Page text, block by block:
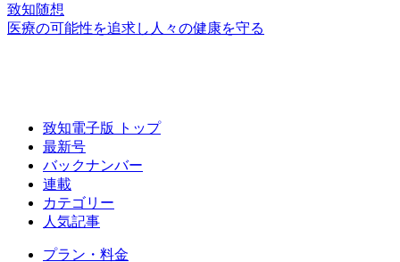
致知随想
医療の可能性を追求し 人々の健康を守る
致知電子版 トップ
最新号
バックナンバー
連載
カテゴリー
人気記事
プラン・料金